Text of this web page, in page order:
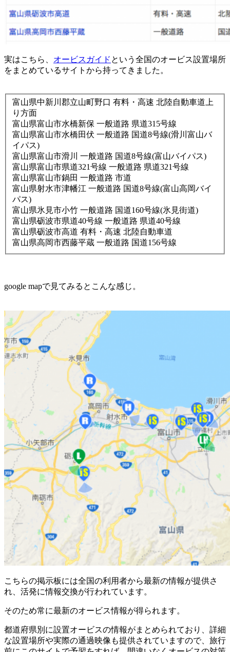
実はこちら、 オービスガイド という全国のオービス設置場所
をまとめているサイトから持ってきました。
富山県中新川郡立山町野口 有料・高速 北陸自動車道上
り方面
富山県富山市水橋新保 一般道路 県道315号線
富山県富山市水橋田伏 一般道路 国道8号線(滑川富山バ
イパス)
富山県富山市滑川 一般道路 国道8号線(富山バイパス)
富山県富山市県道321号線 一般道路 県道321号線
富山県富山市鍋田 一般道路 市道
富山県射水市津幡江 一般道路 国道8号線(富山高岡バイ
パス)
富山県氷見市小竹 一般道路 国道160号線(氷見街道)
富山県砺波市県道40号線 一般道路 県道40号線
富山県砺波市高道 有料・高速 北陸自動車道
富山県高岡市西藤平蔵 一般道路 国道156号線
google mapで見てみるとこんな感じ。
こちらの掲示板には全国の利用者から最新の情報が提供さ
れ、活発に情報交換が行われています。
そのため常に最新のオービス情報が得られます。
都道府県別に設置オービスの情報がまとめられており、詳細
な設置場所や実際の通過映像も提供されていますので、旅行